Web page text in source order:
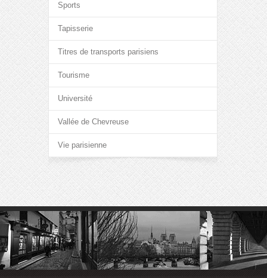
Sports
Tapisserie
Titres de transports parisiens
Tourisme
Université
Vallée de Chevreuse
Vie parisienne